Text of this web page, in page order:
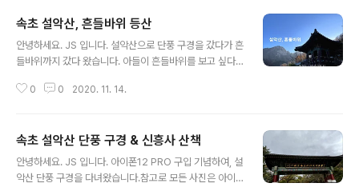
속초 설악산, 흔들바위 등산
안녕하세요. JS 입니다. 설악산으로 단풍 구경을 갔다가 흔
들바위까지 갔다 왔습니다. 아들이 흔들바위를 보고 싶다
이 산행을 했어요. 지금 설악산 단풍은 너무 이뻐요. 코로나
아직 복구가 안되었어요. 그래서 더 힘들어요. 한 시간가량
걸어 올라가면 울산바위가 가까이 보입니다. 거의 다 온 거
같아요. 계조암 석굴까지 도착했습니다. 높은 곳에 있네요.
0 0 2020. 11. 14.
속초 설악산 단풍 구경 & 신흥사 산책
안녕하세요. JS 입니다. 아이폰12 PRO 구입 기념하여, 설
악산 단풍 구경을 다녀왔습니다.참고로 모든 사진은 아이